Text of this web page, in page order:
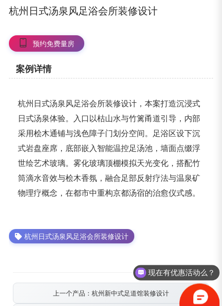
杭州日式汤泉风足浴会所装修设计
预约免费量房
案例详情
杭州日式汤泉风足浴会所装修设计，本案打造沉浸式
日式汤泉体验。入口以枯山水与竹篱甬道引导，内部
采用桧木通铺与浅色障子门划分空间。足浴区设下沉
式岩盘座席，底部嵌入智能温控足汤池，墙面点缀浮
世绘艺术玻璃。雾化玻璃顶棚模拟天光变化，搭配竹
筒滴水音效与桧木香氛，融合足部反射疗法与温泉矿
物理疗概念，在都市中重构京都汤宿的治愈仪式感。
杭州日式汤泉风足浴会所装修设计
上一个产品：杭州新中式足道馆装修设计
现在有优惠活动么？